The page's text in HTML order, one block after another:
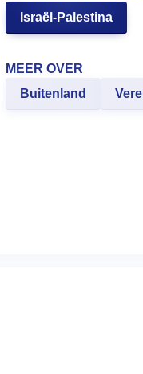
Israël-Palestina
MEER OVER
Buitenland